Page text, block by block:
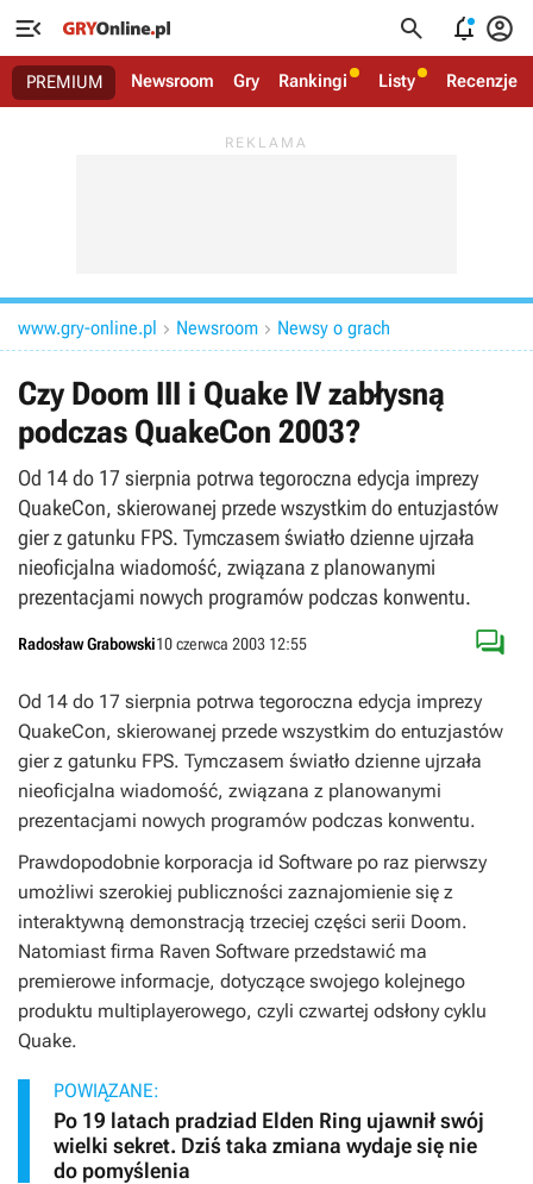
   
PREMIUM Newsroom Gry Rankingi Listy Recenzje
www.gry-online.pl  Newsroom  Newsy o grach
Czy Doom III i Quake IV zabłysną
podczas QuakeCon 2003?
Od 14 do 17 sierpnia potrwa tegoroczna edycja imprezy
QuakeCon, skierowanej przede wszystkim do entuzjastów
gier z gatunku FPS. Tymczasem światło dzienne ujrzała
nieoficjalna wiadomość, związana z planowanymi
prezentacjami nowych programów podczas konwentu.
Radosław Grabowski10 czerwca 2003 12:55 
Od 14 do 17 sierpnia potrwa tegoroczna edycja imprezy
QuakeCon, skierowanej przede wszystkim do entuzjastów
gier z gatunku FPS. Tymczasem światło dzienne ujrzała
nieoficjalna wiadomość, związana z planowanymi
prezentacjami nowych programów podczas konwentu.
Prawdopodobnie korporacja id Software po raz pierwszy
umożliwi szerokiej publiczności zaznajomienie się z
interaktywną demonstracją trzeciej części serii Doom.
Natomiast firma Raven Software przedstawić ma
premierowe informacje, dotyczące swojego kolejnego
produktu multiplayerowego, czyli czwartej odsłony cyklu
Quake.
POWIĄZANE:
Po 19 latach pradziad Elden Ring ujawnił swój
wielki sekret. Dziś taka zmiana wydaje się nie
do pomyślenia